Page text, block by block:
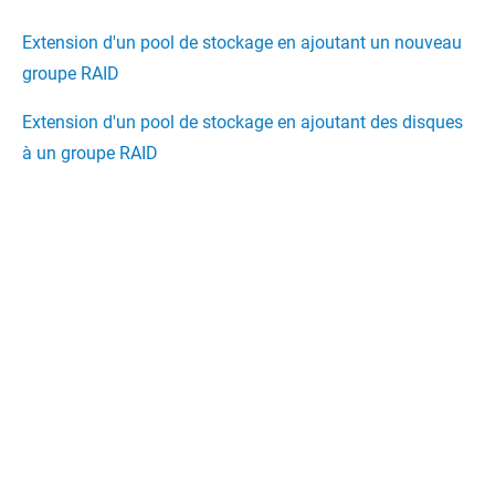
Extension d'un pool de stockage en ajoutant un nouveau
groupe RAID
Extension d'un pool de stockage en ajoutant des disques
à un groupe RAID